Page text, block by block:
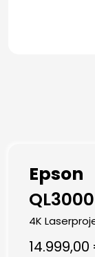
Epson
QL3000
4K
14.999,00